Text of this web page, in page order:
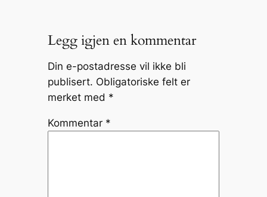
Legg igjen en kommentar
Din e-postadresse vil ikke bli
publisert. Obligatoriske felt er
merket med *
Kommentar *